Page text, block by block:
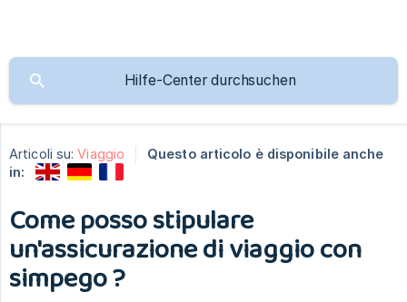
Articoli su: Viaggio
Questo articolo è disponibile anche
in:
Come posso stipulare
un'assicurazione di viaggio con
simpego ?